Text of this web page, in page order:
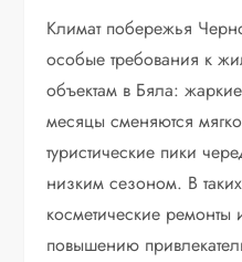
Климат побережья
особые требования к
объектам в Бяла:
месяцы сменяются
туристические пики
низким сезоном. В
косметические
повышению